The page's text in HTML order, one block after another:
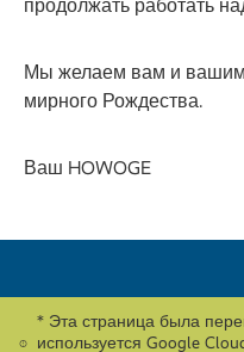
продолжать работать
Мы желаем вам и вашим
мирного Рождества.
Ваш HOWOGE
* Эта страница была
используется Google